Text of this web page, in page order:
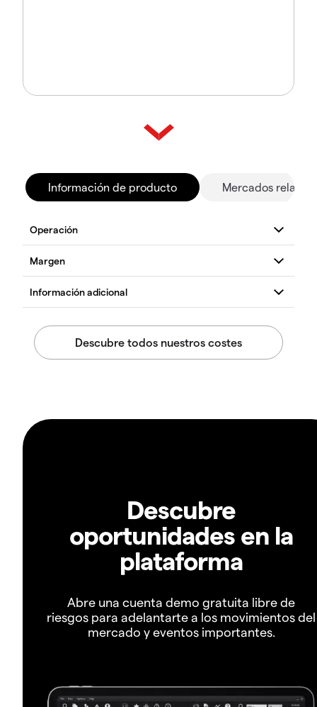
Información de producto Mercados
Descubre
oportunidades en la
plataforma
Abre una cuenta demo gratuita libre de
riesgos para adelantarte a los movimientos del
mercado y eventos importantes.